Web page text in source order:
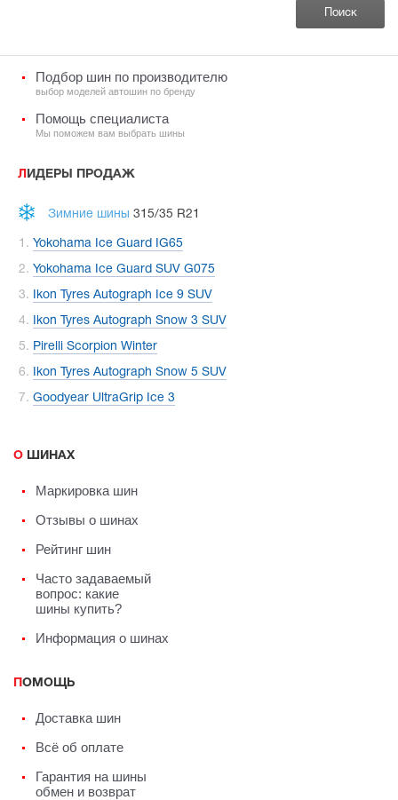
Подбор шин по производителю
выбор моделей автошин по бренду
Помощь специалиста
Мы поможем вам выбрать шины
ЛИДЕРЫ ПРОДАЖ
Зимние шины 315/35 R21
Yokohama Ice Guard IG65
Yokohama Ice Guard SUV G075
Ikon Tyres Autograph Ice 9 SUV
Ikon Tyres Autograph Snow 3 SUV
Pirelli Scorpion Winter
Ikon Tyres Autograph Snow 5 SUV
Goodyear UltraGrip Ice 3
О ШИНАХ
Маркировка шин
Отзывы о шинах
Рейтинг шин
Часто задаваемый
вопрос: какие
шины купить?
Информация о шинах
ПОМОЩЬ
Доставка шин
Всё об оплате
Гарантия на шины
обмен и возврат